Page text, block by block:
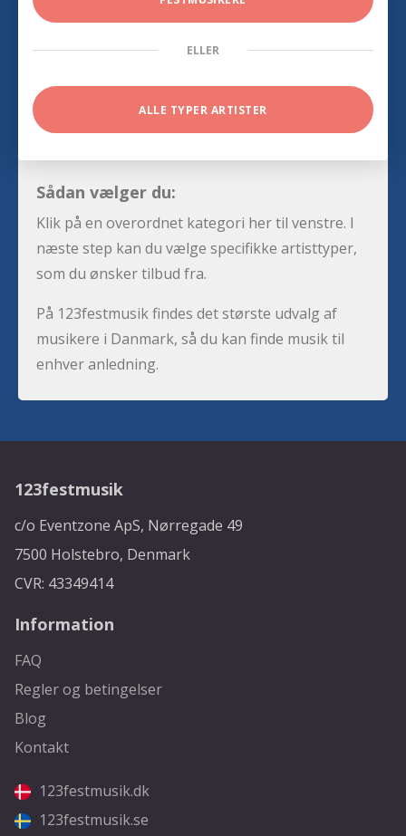
ELLER
ALLE TYPER ARTISTER
Sådan vælger du:
Klik på en overordnet kategori her til venstre. I
næste step kan du vælge specifikke artisttyper,
som du ønsker tilbud fra.
På 123festmusik findes det største udvalg af
musikere i Danmark, så du kan finde musik til
enhver anledning.
123festmusik
c/o Eventzone ApS, Nørregade 49
7500 Holstebro, Denmark
CVR: 43349414
Information
FAQ
Regler og betingelser
Blog
Kontakt
123festmusik.dk
123festmusik.se